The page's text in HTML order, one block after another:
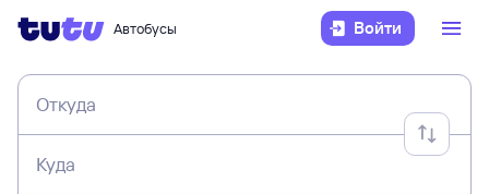
Автобусы Войти
Откуда
Куда